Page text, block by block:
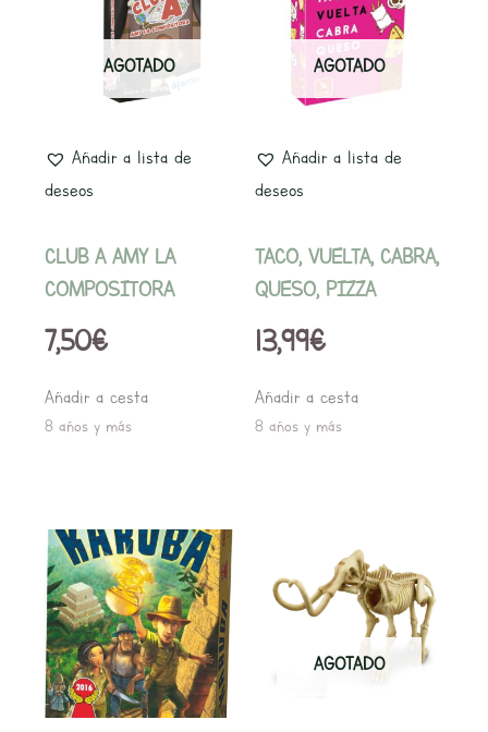
AGOTADO
Añadir a lista de
deseos
CLUB A AMY LA
COMPOSITORA
7,50€
Añadir a cesta
8 años y más
AGOTADO
Añadir a lista de
deseos
TACO, VUELTA, CABRA,
QUESO, PIZZA
13,99€
Añadir a cesta
8 años y más
AGOTADO